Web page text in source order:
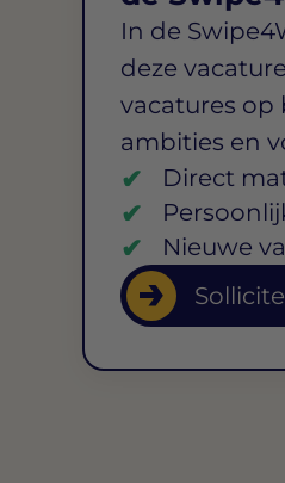
In de
deze
vacatures op
ambities en
Direct
Nieuwe